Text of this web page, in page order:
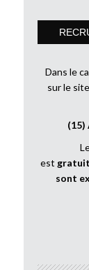
Dans le
sur le
(15)
est
sont